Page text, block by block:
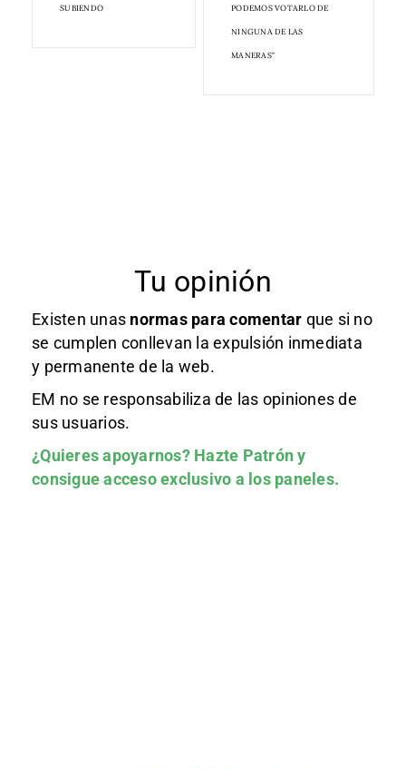
SUBIENDO PODEMOS VOTARLO DE
NINGUNA DE LAS
MANERAS"
Tu opinión
Existen unas normas para comentar que si no
se cumplen conllevan la expulsión inmediata
y permanente de la web.
EM no se responsabiliza de las opiniones de
sus usuarios.
¿Quieres apoyarnos? Hazte Patróny
consigue acceso exclusivo a los paneles.